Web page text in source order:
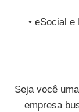
• eSocial
Seja você
empresa